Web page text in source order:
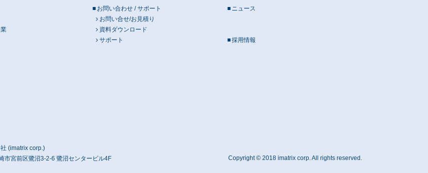
お問い合わせ / サポート
お問い合せ/お見積り
資料ダウンロード
サポート
ニュース
採用情報
(imatrix corp.)
市宮前区鷺沼3-2-6 鷺沼センタービル4F
Copyright © 2018 imatrix corp. All rights reserved.